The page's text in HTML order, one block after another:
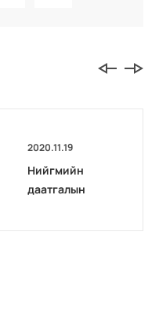
2020.11.19
Нийгмийн
даатгалын